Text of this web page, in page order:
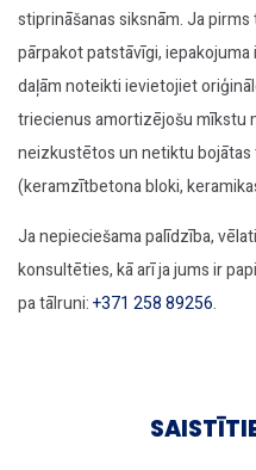
stiprināšanas siksnām. Ja
pārpakot patstāvīgi,
daļām noteikti ievietojiet
triecienus amortizējošu mīkstu
neizkustētos un netiktu bojātas
(keramzītbetona bloki,
Ja nepieciešama palīdzība,
konsultēties, kā arī ja jums ir
pa tālruni:+371 258 89256.